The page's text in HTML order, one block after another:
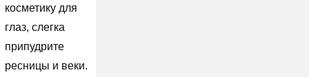
косметику для
глаз, слегка
припудрите
ресницы и веки.